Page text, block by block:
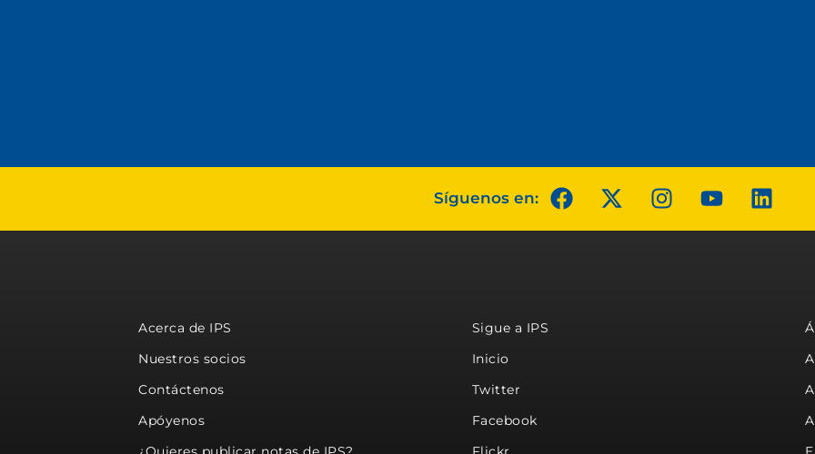
Síguenos en:
Acerca de IPS
Nuestros socios
Contáctenos
Apóyenos
Sigue a IPS
Inicio
Twitter
Facebook